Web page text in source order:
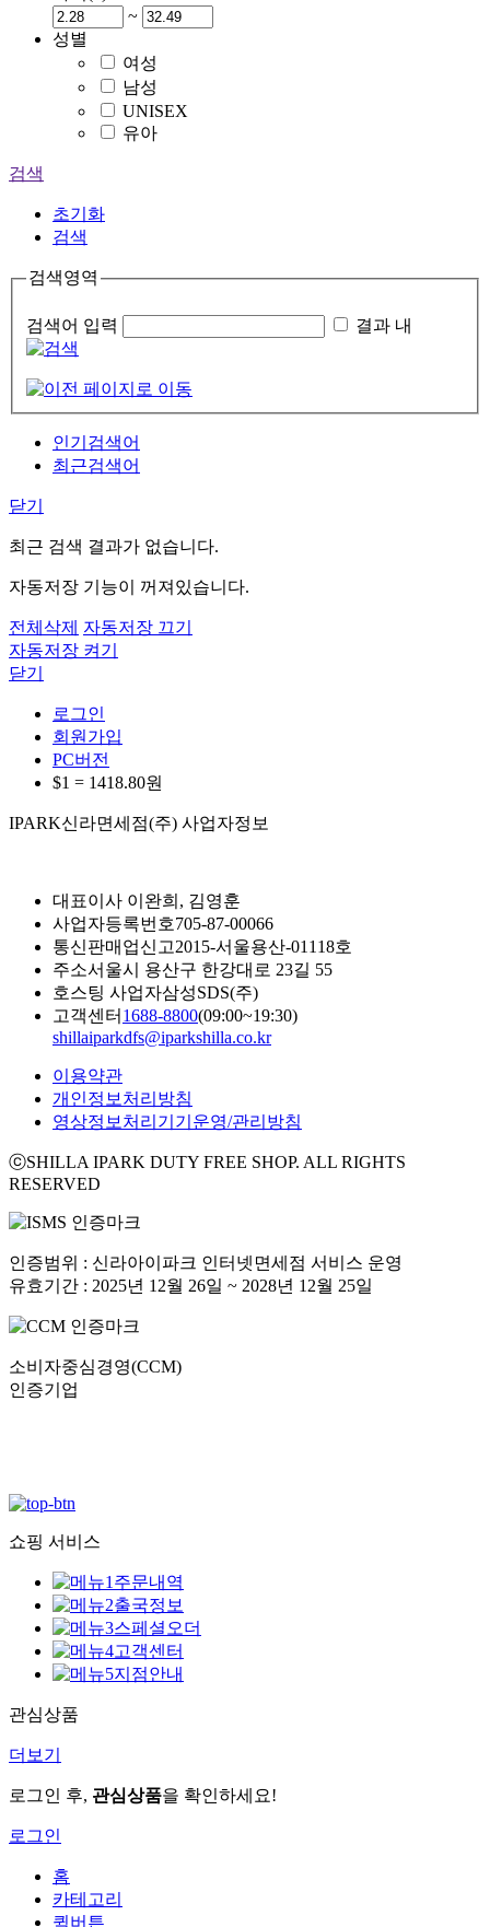
~
성별
여성
남성
UNISEX
유아
검색
초기화
검색
검색영역
검색어 입력 결과 내
인기검색어
최근검색어
닫기
최근 검색 결과가 없습니다.
자동저장 기능이 꺼져있습니다.
전체삭제 자동저장 끄기
자동저장 켜기
닫기
로그인
회원가입
PC버전
$1 = 1418.80원
IPARK신라면세점(주) 사업자정보
대표이사 이완희, 김영훈
사업자등록번호705-87-00066
통신판매업신고2015-서울용산-01118호
주소서울시 용산구 한강대로 23길 55
호스팅 사업자삼성SDS(주)
고객센터 1688-8800(09:00~19:30)
shillaiparkdfs@iparkshilla.co.kr
이용약관
개인정보처리방침
영상정보처리기기운영/관리방침
ⓒSHILLA IPARK DUTY FREE SHOP. ALL RIGHTS
RESERVED
인증범위 : 신라아이파크 인터넷면세점 서비스 운영
유효기간 : 2025년 12월 26일 ~ 2028년 12월 25일
소비자중심경영(CCM)
인증기업
쇼핑 서비스
주문내역
출국정보
스페셜오더
고객센터
지점안내
관심상품
더보기
로그인 후, 관심상품을 확인하세요!
로그인
홈
카테고리
퀵버튼